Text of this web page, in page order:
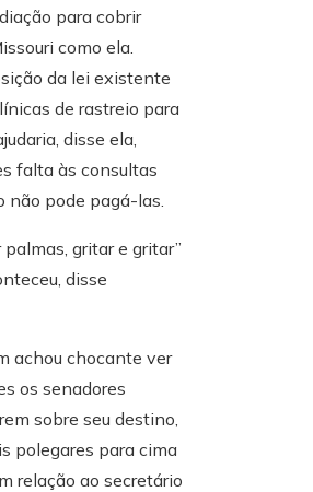
para cobrir
como ela.
da lei existente
de rastreio para
disse ela,
falta às consultas
não pode pagá-las.
palmas, gritar e gritar”
disse
achou chocante ver
os senadores
sobre seu destino,
polegares para cima
relação ao secretário